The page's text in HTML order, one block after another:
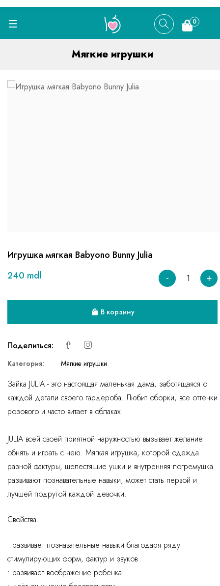
0
Мягкие игрушки
Игрушка мягкая Babyono Bunny Julia
240 mdl
- +
В корзину
Поделиться:
Категория: Мягкие игрушки
Зайка JULIA - это настоящая маленькая дама, заботящаяся о
каждой детали своего гардероба. Любит оборки, все оттенки
розового и часто витает в облаках.
JULIA всей своей приятной наружностью вызывает желание
обнять и играть с нею. Мягкая игрушка, которой одежда
разной фактуры, шелестящие ушки и внутренняя погремушка
развивают познавательные навыки, может стать первой и
лучшей подругой каждой девочки.
Свойства:
• развивает познавательные навыки благодаря ряду
стимулирующих форм, фактур и звуков
• развивает воображение ребёнка